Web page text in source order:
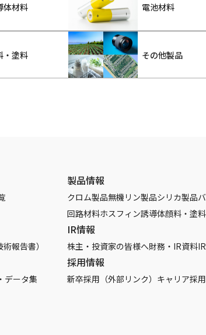
体材料 電池材料
・塗料 その他製品
製品情報
クロム製品無機リン製品シリカ製品
回路材料ホスフィン誘導体顔料・塗料
報告書）
IR情報
株主・投資家の皆様へ財務・IR資料
データ集
採用情報
新卒採用（外部リンク） キャリア採用